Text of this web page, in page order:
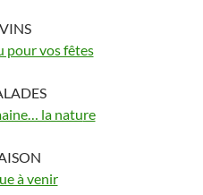
pour vos fêtes
la nature
à venir